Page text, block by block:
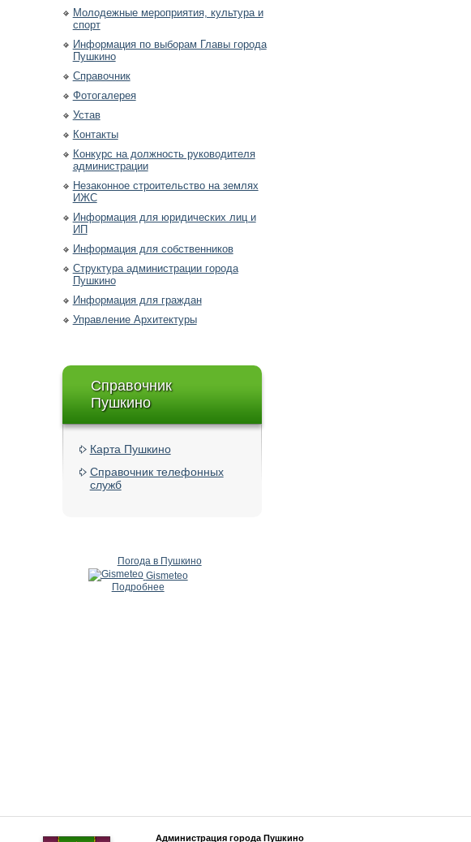
Молодежные мероприятия, культура и
спорт
Информация по выборам Главы города
Пушкино
Справочник
Фотогалерея
Устав
Контакты
Конкурс на должность руководителя
администрации
Незаконное строительство на землях
ИЖС
Информация для юридических лиц и
ИП
Информация для собственников
Структура администрации города
Пушкино
Информация для граждан
Управление Архитектуры
Справочник
Пушкино
Карта Пушкино
Справочник телефонных
служб
Погода в Пушкино
Gismeteo
Подробнее
Администрация города Пушкино